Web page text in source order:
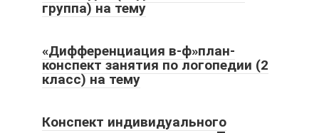
группа) на тему
«Дифференциация в-ф»план-
конспект занятия по логопедии (2
класс) на тему
Конспект индивидуального